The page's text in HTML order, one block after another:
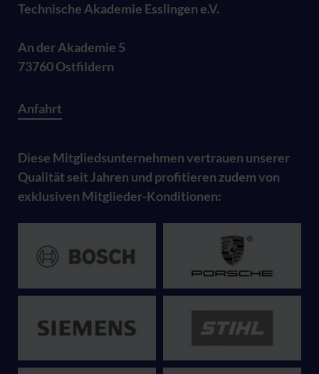
Technische Akademie Esslingen e.V.
An der Akademie 5
73760 Ostfildern
Anfahrt
Diese Mitgliedsunternehmen vertrauen unserer
Qualität seit Jahren und profitieren zudem von
exklusiven Mitglieder-Konditionen: